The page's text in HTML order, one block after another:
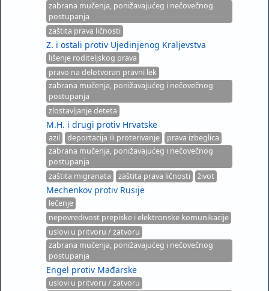
zabrana mučenja, ponižavajućeg i nečovečnog
postupanja
zaštita prava ličnosti
Z. i ostali protiv Ujedinjenog Kraljevstva
lišenje roditeljskog prava
pravo na delotvoran pravni lek
zabrana mučenja, ponižavajućeg i nečovečnog
postupanja
zlostavljanje deteta
M.H. i drugi protiv Hrvatske
azil deportacija ili proterivanje
prava izbeglica
zabrana mučenja, ponižavajućeg i nečovečnog
postupanja
zaštita migranata
zaštita prava ličnosti život
Mechenkov protiv Rusije
lečenje
nepovredivost prepiske i elektronske komunikacije
uslovi u pritvoru / zatvoru
zabrana mučenja, ponižavajućeg i nečovečnog
postupanja
Engel protiv Mađarske
uslovi u pritvoru / zatvoru